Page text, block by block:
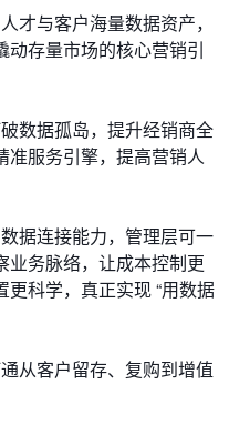
才与客户海量数据资产，
存量市场的核心营销引
数据孤岛，提升经销商全
准服务引擎，提高营销人
据连接能力，管理层可一
业务脉络，让成本控制更
科学，真正实现 “用数据
从客户留存、复购到增值